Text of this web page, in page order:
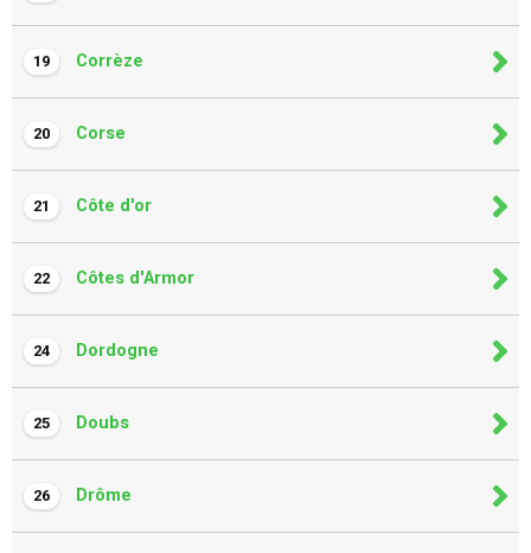
19 Corrèze
20 Corse
21 Côte d'or
22 Côtes d'Armor
24 Dordogne
25 Doubs
26 Drôme